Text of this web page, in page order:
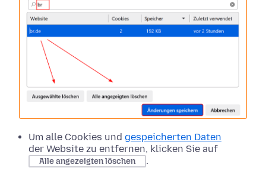
Um alle Cookies und gespeicherten Daten
der Website zu entfernen, klicken Sie auf
Alle angezeigten löschen
.